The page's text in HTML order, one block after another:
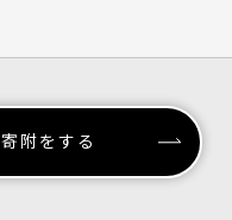
寄附をする